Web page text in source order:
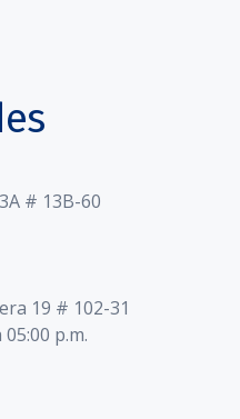
# 13B-60
19 # 102-31
p.m.